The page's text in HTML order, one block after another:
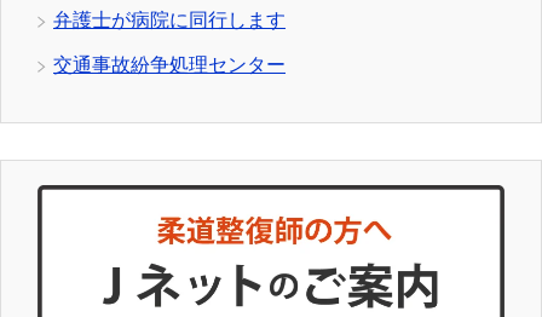
弁護士が病院に同行します
交通事故紛争処理センター